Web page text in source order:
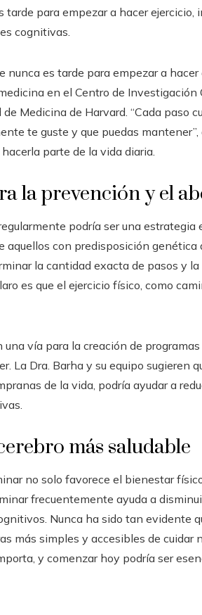
tarde para empezar a hacer ejercicio,
cognitivas.
nunca es tarde para empezar a
en el Centro de Investigación
Medicina de Harvard. “Cada paso
te guste y que puedas
parte de la vida diaria.
la prevención y el
podría ser una
con predisposición
la cantidad exacta de pasos y
es que el ejercicio físico, como
vía para la creación de
La Dra. Barha y su equipo sugieren
de la vida, podría ayudar a
más saludable
no solo favorece el bienestar
frecuentemente ayuda a
Nunca ha sido tan evidente
más simples y accesibles de cuidar
y comenzar hoy podría ser